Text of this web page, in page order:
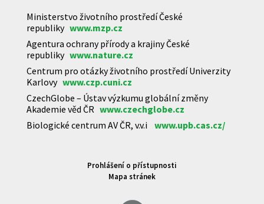
Ministerstvo životního prostředí České
republiky www.mzp.cz
Agentura ochrany přírody a krajiny České
republiky www.nature.cz
Centrum pro otázky životního prostředí Univerzity
Karlovy www.czp.cuni.cz
CzechGlobe – Ústav výzkumu globální změny
Akademie věd ČR www.czechglobe.cz
Biologické centrum AV ČR, v.v.i www.upb.cas.cz/
Prohlášení o přístupnosti
Mapa stránek